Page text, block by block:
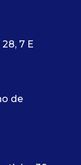
7 E
de